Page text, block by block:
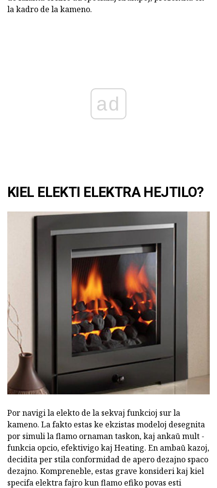
la kadro de la kameno.
ad
KIEL ELEKTI ELEKTRA HEJTILO?
Por navigi la elekto de la sekvaj funkcioj sur la
kameno. La fakto estas ke ekzistas modeloj desegnita
por simuli la flamo ornaman taskon, kaj ankaŭ mult -
funkcia opcio, efektivigo kaj Heating. En ambaŭ kazoj,
decidita per stila conformidad de apero dezajno spaco
dezajno. Kompreneble, estas grave konsideri kaj kiel
specifa elektra fajro kun flamo efiko povas esti